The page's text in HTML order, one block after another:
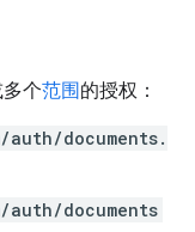
个范围的授权：
documents.
documents